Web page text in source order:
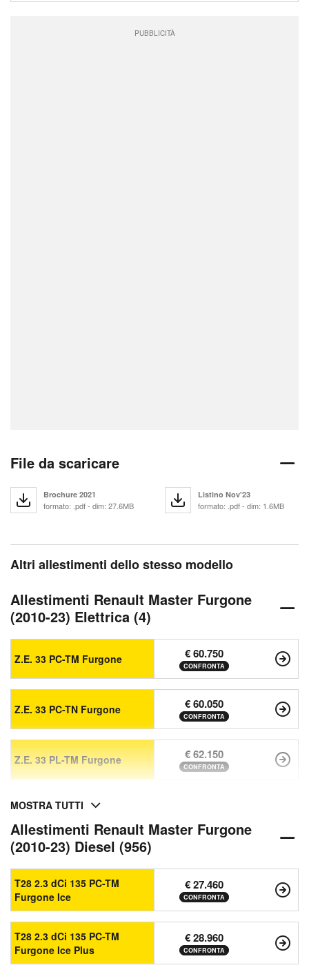
PUBBLICITÀ
File da scaricare
Brochure 2021
formato: .pdf - dim: 27.6MB
Listino Nov'23
formato: .pdf - dim: 1.6MB
Altri allestimenti dello stesso modello
Allestimenti Renault Master Furgone
(2010-23) Elettrica (4)
Z.E. 33 PC-TM Furgone € 60.750
CONFRONTA
Z.E. 33 PC-TN Furgone € 60.050
CONFRONTA
Z.E. 33 PL-TM Furgone € 62.150
CONFRONTA
MOSTRA TUTTI
Allestimenti Renault Master Furgone
(2010-23) Diesel (956)
T28 2.3 dCi 135 PC-TM
Furgone Ice
€ 27.460
CONFRONTA
T28 2.3 dCi 135 PC-TM
Furgone Ice Plus
€ 28.960
CONFRONTA